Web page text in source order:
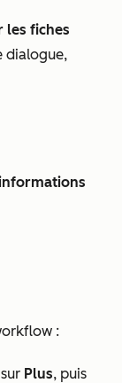
les fiches
dialogue,
:
Plus, puis